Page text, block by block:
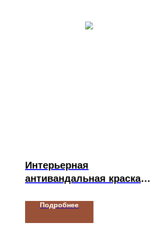
Интерьерная
антивандальная краска
DURAPOXY INTERIOR
Подробнее